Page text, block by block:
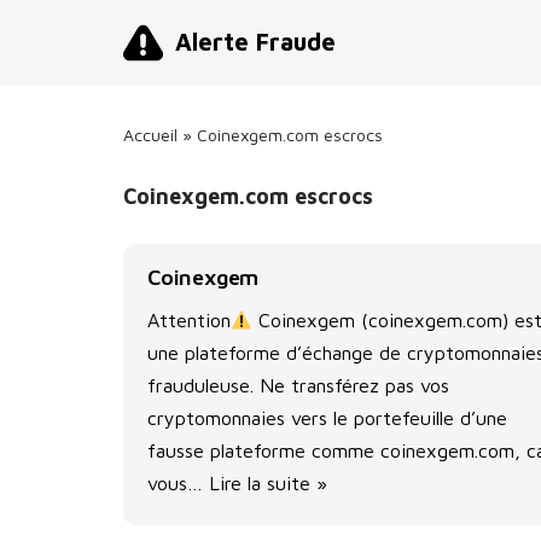
Alerte Fraude
Accueil » Coinexgem.com escrocs
Coinexgem.com escrocs
Coinexgem
Attention
Coinexgem (coinexgem.com) est
une plateforme d’échange de
frauduleuse. Ne transférez pas vos
cryptomonnaies vers le portefeuille d’une
fausse plateforme comme coinexgem.com,
vous… Lire la suite »